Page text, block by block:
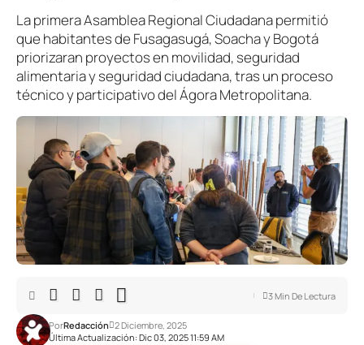
La primera Asamblea Regional Ciudadana permitió
que habitantes de Fusagasugá, Soacha y Bogotá
priorizaran proyectos en movilidad, seguridad
alimentaria y seguridad ciudadana, tras un proceso
técnico y participativo del Ágora Metropolitana.
Última Actualización: Dic 03, 2025 11:59 AM
PorRedacción 2 Diciembre, 2025
3 Min De Lectura